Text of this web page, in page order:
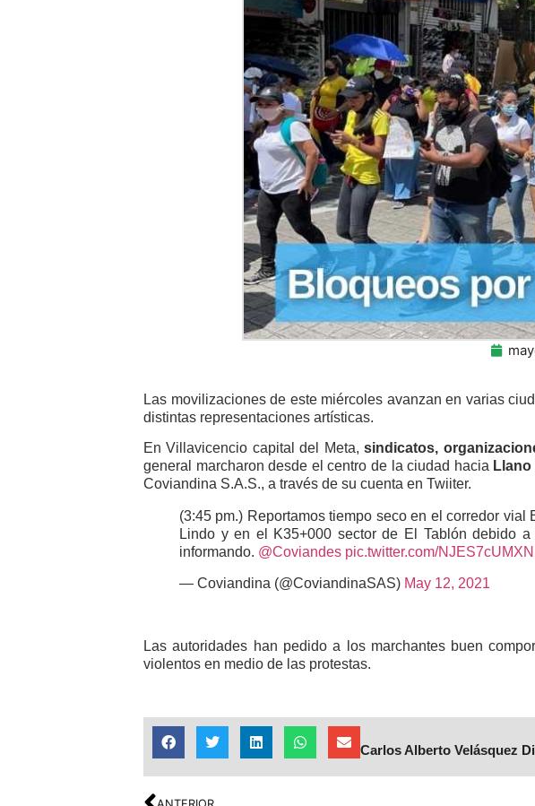
Las movilizaciones de este miércoles avanzan en varias
distintas representaciones artísticas.
En Villavicencio capital del Meta,sindicatos,
general marcharon desde el centro de la ciudad hacia
Coviandina S.A.S., a través de su cuenta en Twiiter.
(3:45 pm.) Reportamos tiempo seco en el corredor
Lindo y en el K35+000 sector de El Tablón debido
informando. @Coviandes pic.twitter.com/NJES7cUMXN
— Coviandina (@CoviandinaSAS) May 12, 2021
Las autoridades han pedido a los marchantes buen
violentos en medio de las protestas.
Carlos Alberto Velásquez
ANTERIOR